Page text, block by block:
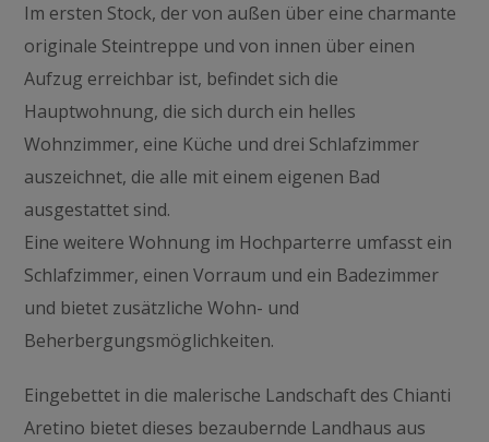
Im ersten Stock, der von außen über eine charmante
originale Steintreppe und von innen über einen
Aufzug erreichbar ist, befindet sich die
Hauptwohnung, die sich durch ein helles
Wohnzimmer, eine Küche und drei Schlafzimmer
auszeichnet, die alle mit einem eigenen Bad
ausgestattet sind.
Eine weitere Wohnung im Hochparterre umfasst ein
Schlafzimmer, einen Vorraum und ein Badezimmer
und bietet zusätzliche Wohn- und
Beherbergungsmöglichkeiten.
Eingebettet in die malerische Landschaft des Chianti
Aretino bietet dieses bezaubernde Landhaus aus